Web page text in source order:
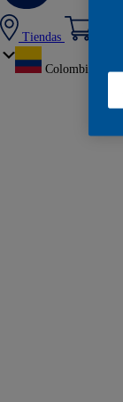
Tiendas
Colombia